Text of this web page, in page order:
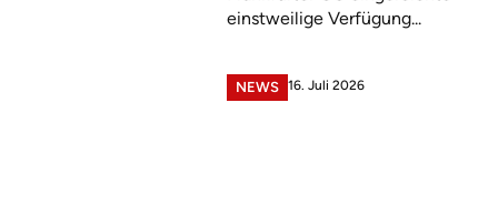
einstweilige Verfügung...
NEWS 16. Juli 2026